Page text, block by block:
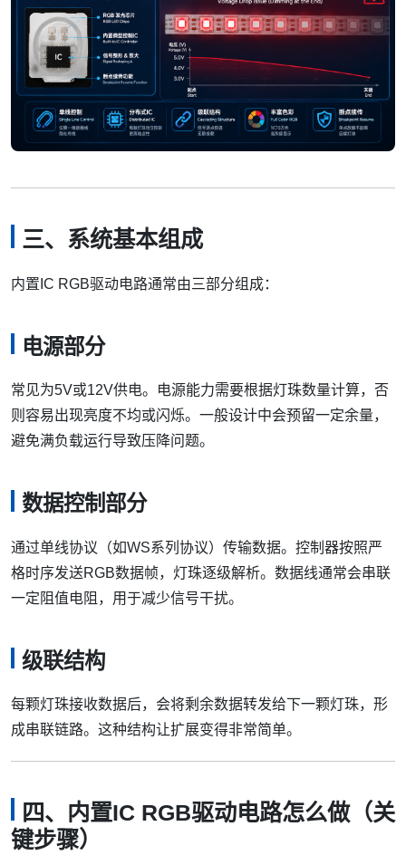
三、系统基本组成
内置IC RGB驱动电路通常由三部分组成：
电源部分
常见为5V或12V供电。电源能力需要根据灯珠数量计算，否
则容易出现亮度不均或闪烁。一般设计中会预留一定余量，
避免满负载运行导致压降问题。
数据控制部分
通过单线协议（如WS系列协议）传输数据。控制器按照严
格时序发送RGB数据帧，灯珠逐级解析。数据线通常会串联
一定阻值电阻，用于减少信号干扰。
级联结构
每颗灯珠接收数据后，会将剩余数据转发给下一颗灯珠，形
成串联链路。这种结构让扩展变得非常简单。
四、内置IC RGB驱动电路怎么做（关
键步骤）